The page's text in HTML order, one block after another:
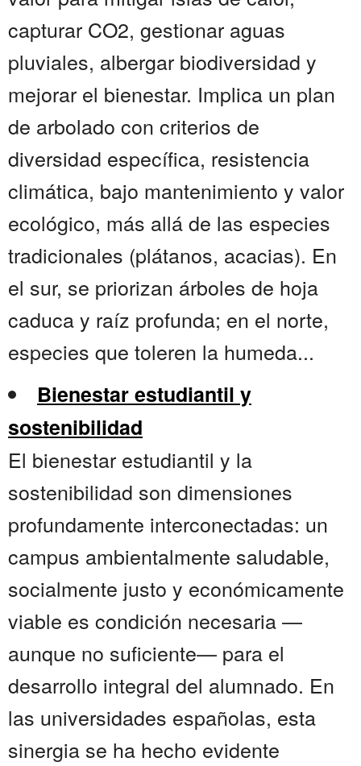
capturar CO2, gestionar aguas
pluviales, albergar biodiversidad y
mejorar el bienestar. Implica un plan
de arbolado con criterios de
diversidad específica, resistencia
climática, bajo mantenimiento y valor
ecológico, más allá de las especies
tradicionales (plátanos, acacias). En
el sur, se priorizan árboles de hoja
caduca y raíz profunda; en el norte,
especies que toleren la humeda...
Bienestar estudiantil y
sostenibilidad
El bienestar estudiantil y la
sostenibilidad son dimensiones
profundamente interconectadas: un
campus ambientalmente saludable,
socialmente justo y económicamente
viable es condición necesaria —
aunque no suficiente— para el
desarrollo integral del alumnado. En
las universidades españolas, esta
sinergia se ha hecho evidente